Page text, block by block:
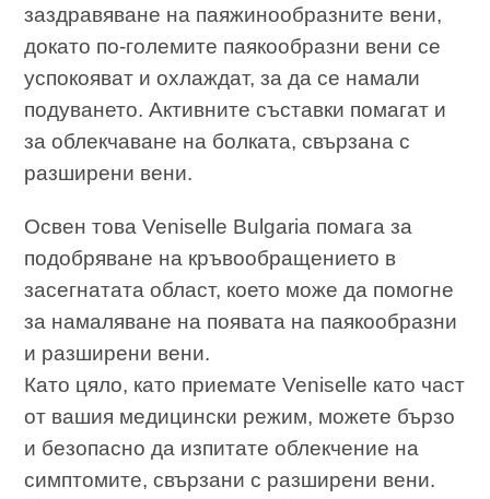
заздравяване на паяжинообразните вени,
докато по-големите паякообразни вени се
успокояват и охлаждат, за да се намали
подуването. Активните съставки помагат и
за облекчаване на болката, свързана с
разширени вени.
Освен това Veniselle Bulgaria помага за
подобряване на кръвообращението в
засегнатата област, което може да помогне
за намаляване на появата на паякообразни
и разширени вени.
Като цяло, като приемате Veniselle като част
от вашия медицински режим, можете бързо
и безопасно да изпитате облекчение на
симптомите, свързани с разширени вени.